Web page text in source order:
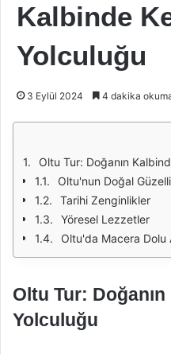
Kalbinde
Yolculuğu
3 Eylül 2024 4 dakika
Oltu Tur: Doğanın
Oltu'nun Doğal
Tarihi Zenginlikler
Yöresel Lezzetler
Oltu'da Macera Dolu
Oltu Tur:
Yolculuğu